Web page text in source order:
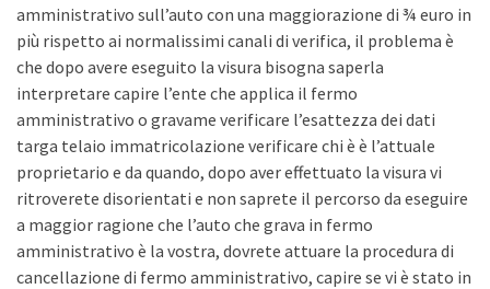
amministrativo sull’auto con una maggiorazione di ¾ euro in
più rispetto ai normalissimi canali di verifica, il problema è
che dopo avere eseguito la visura bisogna saperla
interpretare capire l’ente che applica il fermo
amministrativo o gravame verificare l’esattezza dei dati
targa telaio immatricolazione verificare chi è è l’attuale
proprietario e da quando, dopo aver effettuato la visura vi
ritroverete disorientati e non saprete il percorso da eseguire
a maggior ragione che l’auto che grava in fermo
amministrativo è la vostra, dovrete attuare la procedura di
cancellazione di fermo amministrativo, capire se vi è stato in